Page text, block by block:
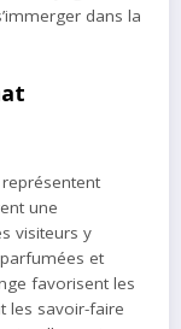
dans la
une
visiteurs y
et
favorisent les
les savoir-faire